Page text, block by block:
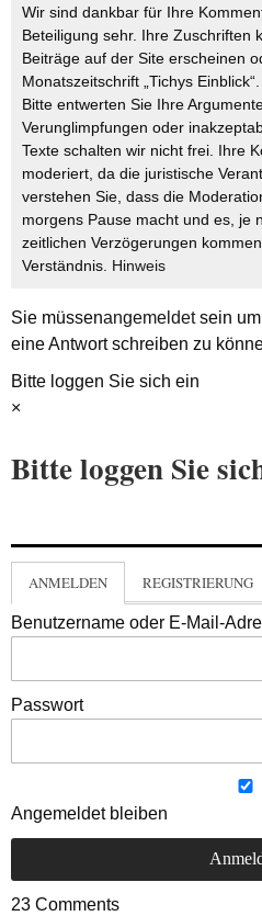
Wir sind dankbar für Ihre
Beteiligung sehr. Ihre Zuschriften
Beiträge auf der Site erscheinen
Monatszeitschrift „Tichys Einblick“.
Bitte entwerten Sie Ihre
Verunglimpfungen oder
Texte schalten wir nicht frei. Ihre
moderiert, da die juristische
verstehen Sie, dass die
morgens Pause macht und es, je
zeitlichen Verzögerungen
Verständnis. Hinweis
Sie müssenangemeldetsein um
eine Antwort schreiben zu
Bitte loggen Sie sich ein
×
Bitte loggen Sie
ANMELDEN REGISTRIERUNG
Benutzername oder E-Mail-
Passwort
Angemeldet bleiben
23 Comments